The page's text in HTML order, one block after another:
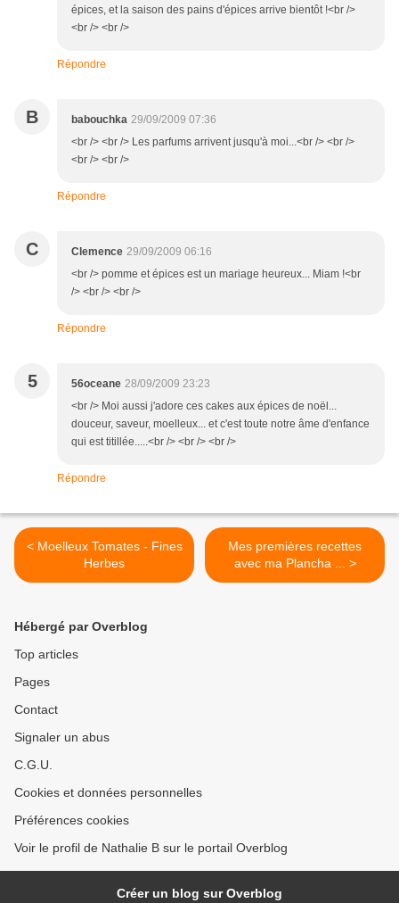
épices, et la saison des pains d'épices arrive bientôt !<br />
<br /> <br />
Répondre
B babouchka 29/09/2009 07:36
<br /> <br /> Les parfums arrivent jusqu'à moi...<br /> <br />
<br /> <br />
Répondre
C Clemence 29/09/2009 06:16
<br /> pomme et épices est un mariage heureux... Miam !<br
/> <br /> <br />
Répondre
5 56oceane 28/09/2009 23:23
<br /> Moi aussi j'adore ces cakes aux épices de noël...
douceur, saveur, moelleux... et c'est toute notre âme d'enfance
qui est titillée.....<br /> <br /> <br />
Répondre
< Moelleux Tomates - Fines
Herbes
Mes premières recettes
avec ma Plancha ... >
Hébergé par Overblog
Top articles
Pages
Contact
Signaler un abus
C.G.U.
Cookies et données personnelles
Préférences cookies
Voir le profil de Nathalie B sur le portail Overblog
Créer un blog sur Overblog